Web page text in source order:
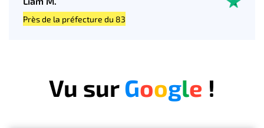
Près de la préfecture du 83
Vu surGoogle !